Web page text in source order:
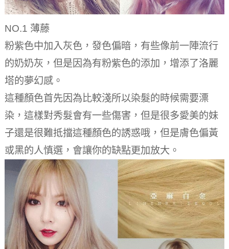
NO.1 薄藤
粉紫色中加入灰色，發色偏暗，有些像前一陣流行
的奶奶灰，但是因為有粉紫色的添加，增添了洛麗
塔的夢幻感。
這種顏色首先因為比較淺所以染髮的時候需要漂
染，這樣對秀髮會有一些傷害，但是很多愛美的妹
子還是很難抵擋這種顏色的誘惑哦，但是膚色偏黃
或黑的人慎選，會讓你的缺點更加放大。